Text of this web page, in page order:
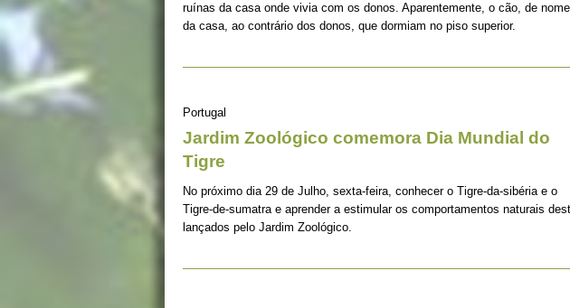
ruínas da casa onde vivia com os donos. Aparentemente, o cão, de
da casa, ao contrário dos donos, que dormiam no piso superior.
Portugal
Jardim Zoológico comemora Dia Mundial do
Tigre
No próximo dia 29 de Julho, sexta-feira, conhecer o Tigre-da-sibéria e o
Tigre-de-sumatra e aprender a estimular os comportamentos naturais
lançados pelo Jardim Zoológico.